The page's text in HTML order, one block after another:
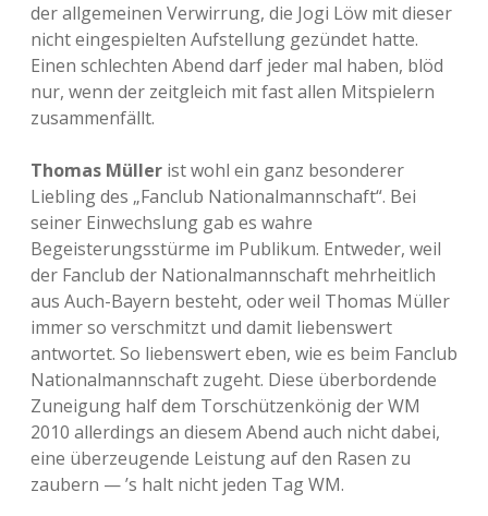
der allgemeinen Verwirrung, die Jogi Löw mit dieser
nicht eingespielten Aufstellung gezündet hatte.
Einen schlechten Abend darf jeder mal haben, blöd
nur, wenn der zeitgleich mit fast allen Mitspielern
zusammenfällt.
Thomas Müller ist wohl ein ganz besonderer
Liebling des „Fanclub Nationalmannschaft“. Bei
seiner Einwechslung gab es wahre
Begeisterungsstürme im Publikum. Entweder, weil
der Fanclub der Nationalmannschaft mehrheitlich
aus Auch-Bayern besteht, oder weil Thomas Müller
immer so verschmitzt und damit liebenswert
antwortet. So liebenswert eben, wie es beim Fanclub
Nationalmannschaft zugeht. Diese überbordende
Zuneigung half dem Torschützenkönig der WM
2010 allerdings an diesem Abend auch nicht dabei,
eine überzeugende Leistung auf den Rasen zu
zaubern — ’s halt nicht jeden Tag WM.